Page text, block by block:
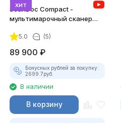
хит
ScanDoc Compact -
мультимарочный сканер
5.0 (5)
89 900 ₽
Бонусных рублей за покупку:
2699.7руб.
В наличии
В корзину